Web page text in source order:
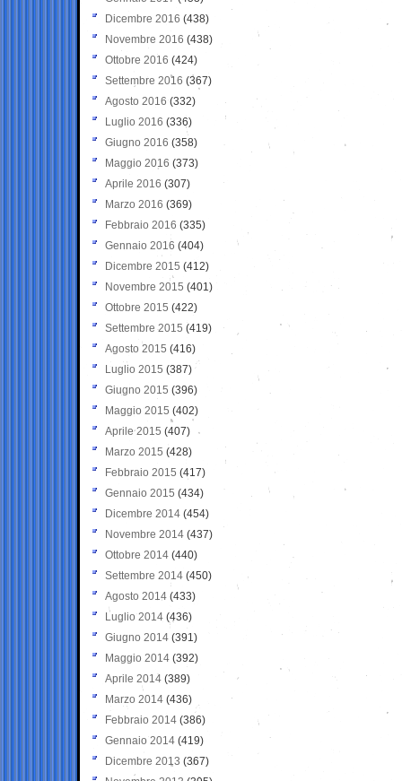
Dicembre 2016 (438)
Novembre 2016 (438)
Ottobre 2016 (424)
Settembre 2016 (367)
Agosto 2016 (332)
Luglio 2016 (336)
Giugno 2016 (358)
Maggio 2016 (373)
Aprile 2016 (307)
Marzo 2016 (369)
Febbraio 2016 (335)
Gennaio 2016 (404)
Dicembre 2015 (412)
Novembre 2015 (401)
Ottobre 2015 (422)
Settembre 2015 (419)
Agosto 2015 (416)
Luglio 2015 (387)
Giugno 2015 (396)
Maggio 2015 (402)
Aprile 2015 (407)
Marzo 2015 (428)
Febbraio 2015 (417)
Gennaio 2015 (434)
Dicembre 2014 (454)
Novembre 2014 (437)
Ottobre 2014 (440)
Settembre 2014 (450)
Agosto 2014 (433)
Luglio 2014 (436)
Giugno 2014 (391)
Maggio 2014 (392)
Aprile 2014 (389)
Marzo 2014 (436)
Febbraio 2014 (386)
Gennaio 2014 (419)
Dicembre 2013 (367)